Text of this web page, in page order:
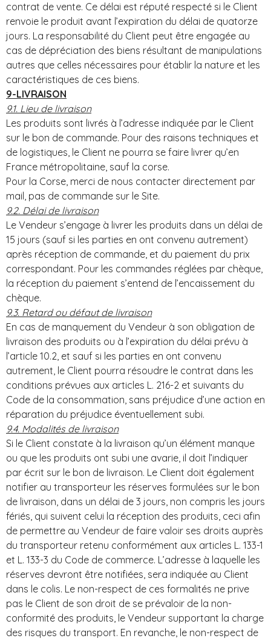
contrat de vente. Ce délai est réputé respecté si le Client
renvoie le produit avant l’expiration du délai de quatorze
jours. La responsabilité du Client peut être engagée au
cas de dépréciation des biens résultant de manipulations
autres que celles nécessaires pour établir la nature et les
caractéristiques de ces biens.
9-LIVRAISON
9.1. Lieu de livraison
Les produits sont livrés à l’adresse indiquée par le Client
sur le bon de commande. Pour des raisons techniques et
de logistiques, le Client ne pourra se faire livrer qu’en
France métropolitaine, sauf la corse.
Pour la Corse, merci de nous contacter directement par
mail, pas de commande sur le Site.
9.2. Délai de livraison
Le Vendeur s’engage à livrer les produits dans un délai de
15 jours (sauf si les parties en ont convenu autrement)
après réception de commande, et du paiement du prix
correspondant. Pour les commandes réglées par chèque,
la réception du paiement s’entend de l’encaissement du
chèque.
9.3. Retard ou défaut de livraison
En cas de manquement du Vendeur à son obligation de
livraison des produits ou à l’expiration du délai prévu à
l’article 10.2, et sauf si les parties en ont convenu
autrement, le Client pourra résoudre le contrat dans les
conditions prévues aux articles L. 216-2 et suivants du
Code de la consommation, sans préjudice d’une action en
réparation du préjudice éventuellement subi.
9.4. Modalités de livraison
Si le Client constate à la livraison qu’un élément manque
ou que les produits ont subi une avarie, il doit l’indiquer
par écrit sur le bon de livraison. Le Client doit également
notifier au transporteur les réserves formulées sur le bon
de livraison, dans un délai de 3 jours, non compris les jours
fériés, qui suivent celui la réception des produits, ceci afin
de permettre au Vendeur de faire valoir ses droits auprès
du transporteur retenu conformément aux articles L. 133-1
et L. 133-3 du Code de commerce. L’adresse à laquelle les
réserves devront être notifiées, sera indiquée au Client
dans le colis. Le non-respect de ces formalités ne prive
pas le Client de son droit de se prévaloir de la non-
conformité des produits, le Vendeur supportant la charge
des risques du transport. En revanche, le non-respect de